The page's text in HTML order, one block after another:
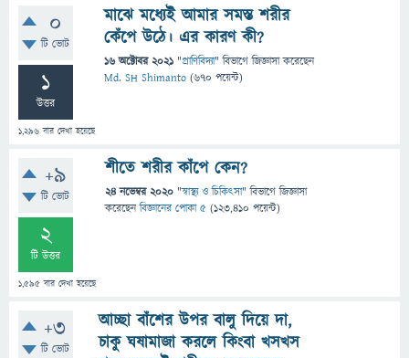
0
টি ভোট
1
উত্তর
1,296 বার দেখা হয়েছে
মাঝে মধ্যেই আমার সমস্ত শরীর
কেঁপে উঠে। এর কারণ কী?
16 অক্টোবর 2021 "প্রাণিবিদ্যা" বিভাগে জিজ্ঞাসাকরেছেন
Md. SH Shimanto (670 পয়েন্ট)
+9
টি ভোট
2
টি উত্তর
1,595 বার দেখা হয়েছে
শীতে শরীর কাঁপে কেন?
24 নভেম্বর 2020 "স্বাস্থ্য ও চিকিৎসা" বিভাগে জিজ্ঞাসা
করেছেনবিজ্ঞানের পোকা ৫ (123,410 পয়েন্ট)
+3
টি ভোট
আচ্ছা বাঁশের উপর বালু দিয়ে দা,
চাকু ঘষামাজা করলে কিংবা খসখস